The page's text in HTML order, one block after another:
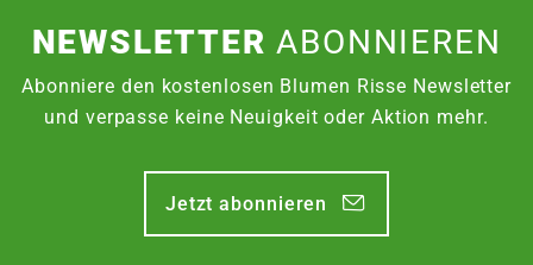
NEWSLETTERABONNIEREN
Abonniere den kostenlosen Blumen Risse Newsletter
und verpasse keine Neuigkeit oder Aktion mehr.
Jetzt abonnieren